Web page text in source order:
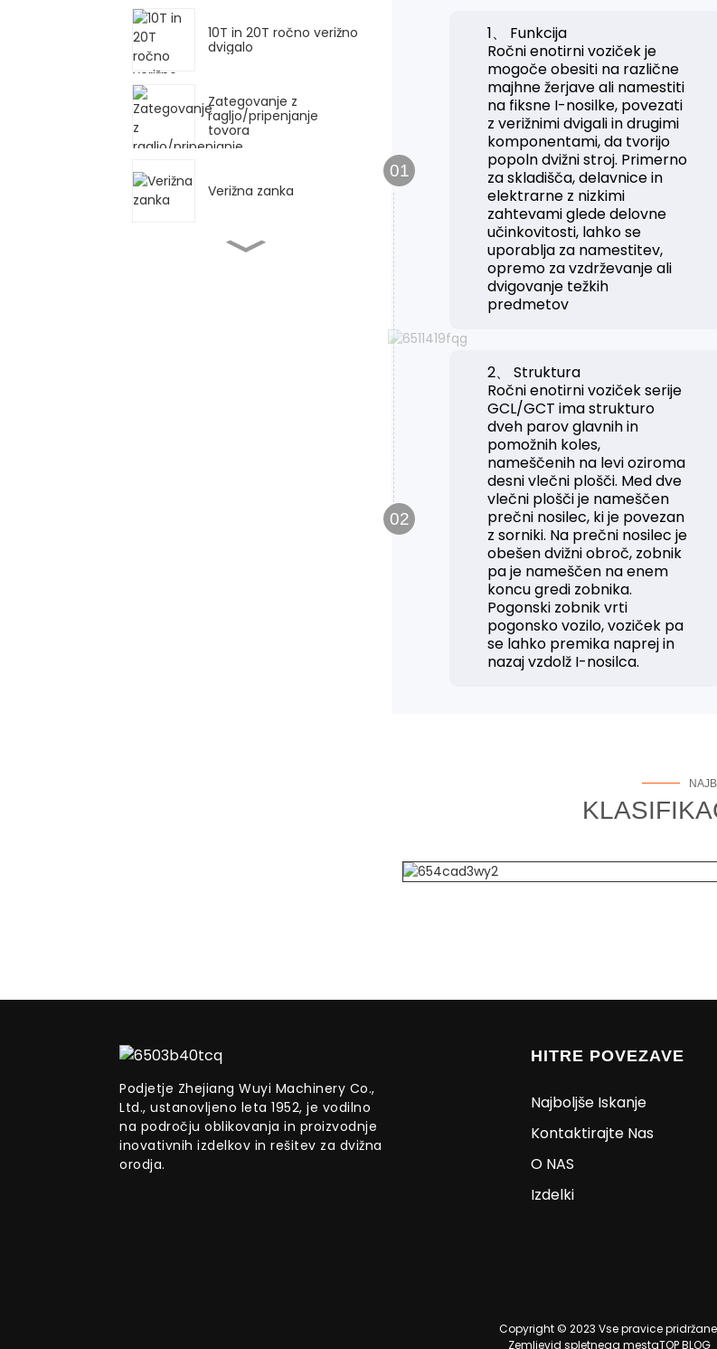
10T in 20T ročno verižno
dvigalo
Zategovanje z
ragljo/pripenjanje
tovora
Verižna zanka
Navaden voziček in
01
1、 Funkcija
Ročni enotirni voziček je
mogoče obesiti na različne
majhne žerjave ali namestiti
na fiksne I-nosilke, povezati
z verižnimi dvigali in drugimi
komponentami, da tvorijo
popoln dvižni stroj. Primerno
za skladišča, delavnice in
elektrarne z nizkimi
zahtevami glede delovne
učinkovitosti, lahko se
uporablja za namestitev,
opremo za vzdrževanje ali
dvigovanje težkih
predmetov
02
2、 Struktura
Ročni enotirni voziček serije
GCL/GCT ima strukturo
dveh parov glavnih in
pomožnih koles,
nameščenih na levi oziroma
desni vlečni plošči. Med dve
vlečni plošči je nameščen
prečni nosilec, ki je povezan
z sorniki. Na prečni nosilec je
obešen dvižni obroč, zobnik
pa je nameščen na enem
koncu gredi zobnika.
Pogonski zobnik vrti
pogonsko vozilo, voziček pa
se lahko premika naprej in
nazaj vzdolž I-nosilca.
Podjetje Zhejiang Wuyi Machinery Co.,
Ltd., ustanovljeno leta 1952, je vodilno
na področju oblikovanja in proizvodnje
inovativnih izdelkov in rešitev za dvižna
orodja.
HITRE POVEZAVE
Najboljše Iskanje
Kontaktirajte Nas
O NAS
Izdelki
Copyright © 2023 Vse pravice pridržane
Zemljevid spletnega mestaTOP BLOG